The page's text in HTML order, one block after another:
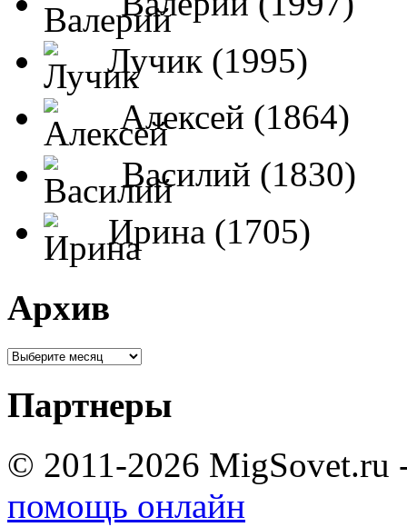
Лучик (1995)
Алексей (1864)
Василий (1830)
Ирина (1705)
Архив
Партнеры
© 2011-2026 MigSovet.ru
помощь онлайн